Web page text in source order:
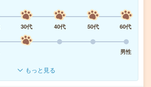
30代 40代 50代
60代
男性
もっと見る